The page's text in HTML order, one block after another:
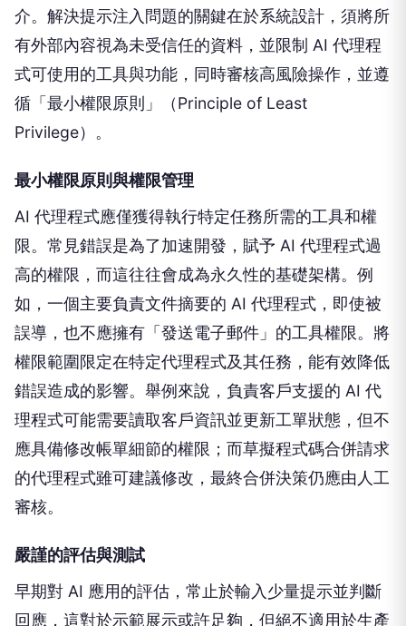
介。解決提示注入問題的關鍵在於系統設計，須將所
有外部內容視為未受信任的資料，並限制 AI 代理程
式可使用的工具與功能，同時審核高風險操作，並遵
循「最小權限原則」（Principle of Least
Privilege）。
最小權限原則與權限管理
AI 代理程式應僅獲得執行特定任務所需的工具和權
限。常見錯誤是為了加速開發，賦予 AI 代理程式過
高的權限，而這往往會成為永久性的基礎架構。例
如，一個主要負責文件摘要的 AI 代理程式，即使被
誤導，也不應擁有「發送電子郵件」的工具權限。將
權限範圍限定在特定代理程式及其任務，能有效降低
錯誤造成的影響。舉例來說，負責客戶支援的 AI 代
理程式可能需要讀取客戶資訊並更新工單狀態，但不
應具備修改帳單細節的權限；而草擬程式碼合併請求
的代理程式雖可建議修改，最終合併決策仍應由人工
審核。
嚴謹的評估與測試
早期對 AI 應用的評估，常止於輸入少量提示並判斷
回應，這對於示範展示或許足夠，但絕不適用於生產